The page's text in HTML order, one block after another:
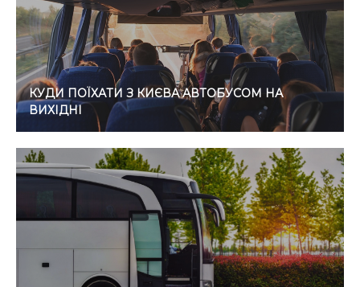
КУДИ ПОЇХАТИ З КИЄВА АВТОБУСОМ НА
ВИХІДНІ